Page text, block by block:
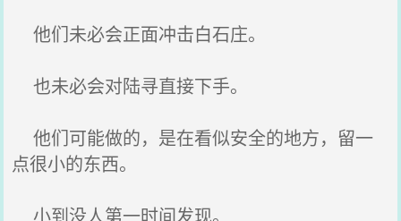
他们未必会正面冲击白石庄。
也未必会对陆寻直接下手。
他们可能做的，是在看似安全的地方，留一
点很小的东西。
小到没人第一时间发现。